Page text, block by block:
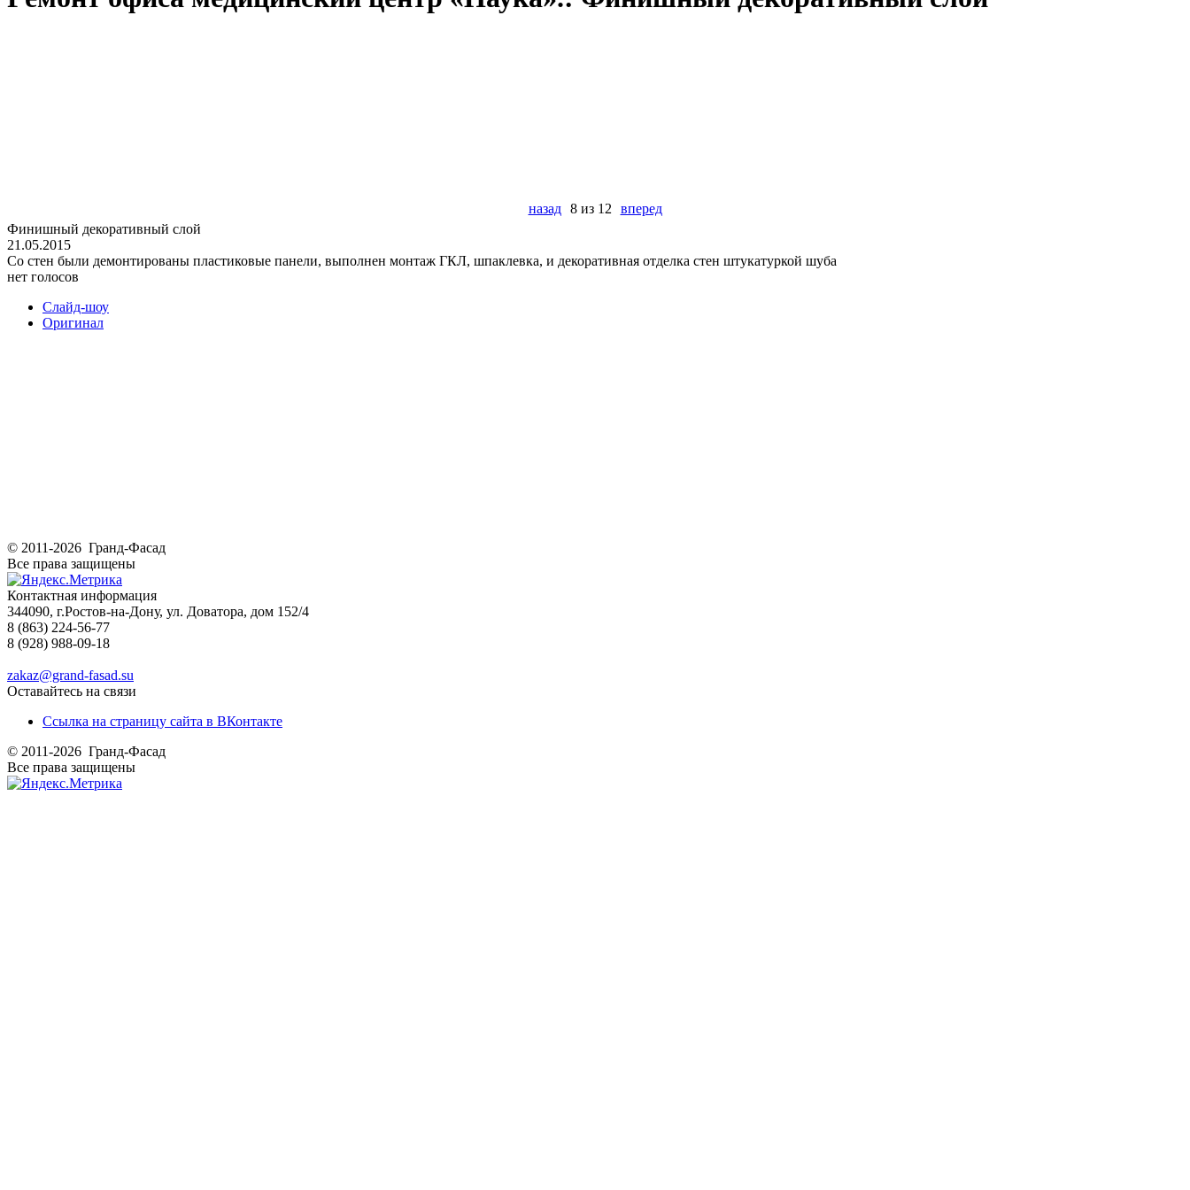
назад 8 из 12
вперед
Финишный декоративный слой
21.05.2015
Со стен были демонтированы пластиковые панели, выполнен монтаж ГКЛ, шпаклевка, и декоративная отделка стен штукатуркой шуба
нет голосов
Слайд-шоу
Оригинал
© 2011-2026 Гранд-Фасад
Все права защищены
Контактная информация
344090, г.Ростов-на-Дону, ул. Доватора, дом 152/4
8 (863) 224-56-77
8 (928) 988-09-18
zakaz@grand-fasad.su
Оставайтесь на связи
Ссылка на страницу сайта в ВКонтакте
© 2011-2026 Гранд-Фасад
Все права защищены